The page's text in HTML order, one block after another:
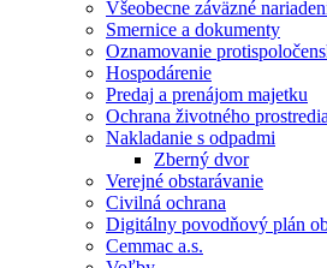
Všeobecne záväzné
Smernice a dokumenty
Oznamovanie
Hospodárenie
Predaj a prenájom majetku
Ochrana životného prostredia
Nakladanie s odpadmi
Zberný dvor
Verejné obstarávanie
Civilná ochrana
Digitálny povodňový plán
Cemmac a.s.